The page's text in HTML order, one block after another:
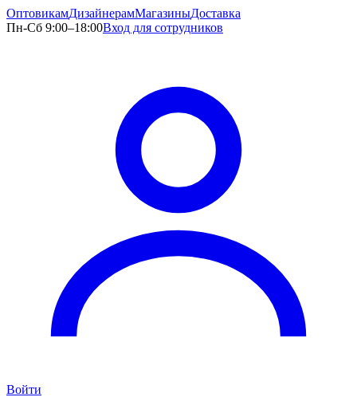
ОптовикамДизайнерамМагазиныДоставка
Пн-Сб 9:00–18:00Вход для сотрудников
Войти